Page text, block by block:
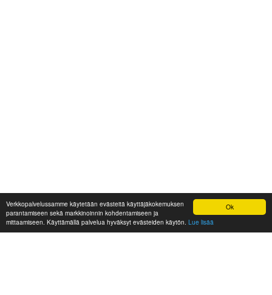
Ok
Verkkopalvelussamme käytetään evästeitä käyttäjäkokemuksen
parantamiseen sekä markkinoinnin kohdentamiseen ja
mittaamiseen. Käyttämällä palvelua hyväksyt evästeiden käytön. Lue lisää